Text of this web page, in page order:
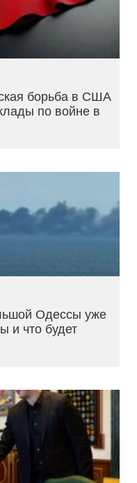
борьба в США
по войне в
Одессы уже
и что будет